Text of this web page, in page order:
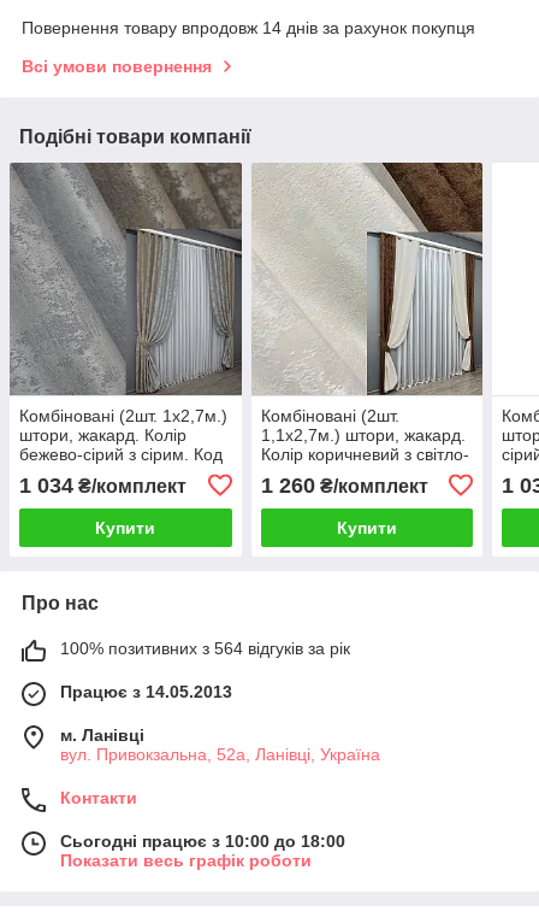
Повернення товару впродовж 14 днів за рахунок покупця
Всі умови повернення
Подібні товари компанії
Комбіновані (2шт. 1х2,7м.)
штори, жакард. Колір
бежево-сірий з сірим. Код
014дк(1208-1124ш) 10-035
1 034 ₴/комплект
Купити
Комбіновані (2шт.
1,1х2,7м.) штори, жакард.
Колір коричневий з світло-
(1557-1281ш) 10-441
1 260₴/комплект
Купити
1
Про нас
100% позитивних з 564 відгуків за рік
Працює з 14.05.2013
м. Ланівці
вул. Привокзальна, 52а, Ланівці, Україна
Контакти
Сьогодні працює з 10:00 до 18:00
Показати весь графік роботи